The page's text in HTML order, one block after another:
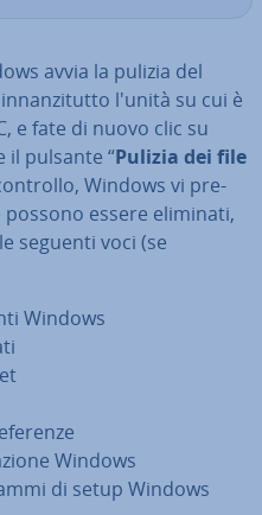
avvia la pulizia del
l'unità su cui è
e fate di nuovo clic su
il pulsante “Pulizia dei file
Windows vi pre­
essere eliminati,
seguenti voci (se
Windows
Windows
di setup Windows